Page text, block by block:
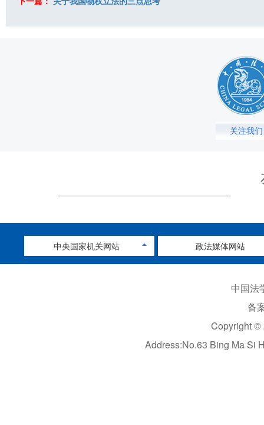
关注我们
中央国家机关网站 政法媒体网站
中国法
备
Copyright ©
Address:No.63 Bing Ma Si